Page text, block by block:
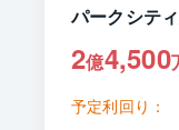
パークシテ
2億4,500
予定利回り：